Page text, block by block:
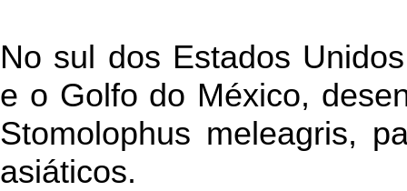
No sul dos Estados
e o Golfo do México,
Stomolophus meleagris,
asiáticos.